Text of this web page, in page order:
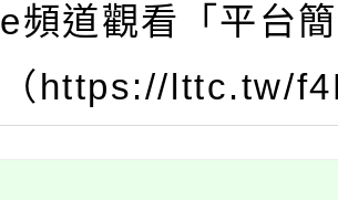
e頻道觀看「平台
（https://lttc.tw/